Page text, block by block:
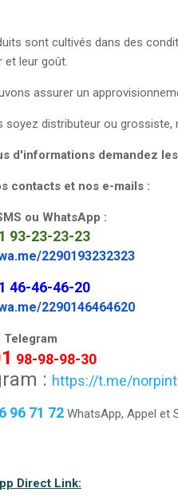
sont cultivés dans des
et leur goût.
assurer un
soyez distributeur ou grossiste,
d'informations demandez
contacts et nos e-mails :
ou WhatsApp :
93-23-23-23
2290193232323
46-46-46-20
2290146464620
Telegram
98-98-98-30
: https://t.me/
96 71 72 WhatsApp, Appel et
Direct Link: